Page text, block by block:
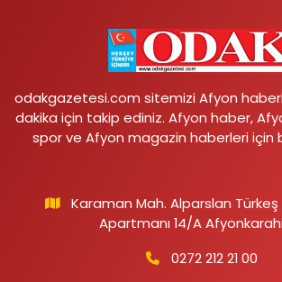
odakgazetesi.com sitemizi Afyon
dakika için takip ediniz. Afyon haber,
spor ve Afyon magazin haberleri için
Karaman Mah. Alparslan Türkeş
Apartmanı 14/A
0272 212 21 00